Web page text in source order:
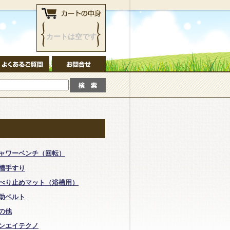
カートは空です
ワーベンチ（回転）
手すり
り止めマット（浴槽用）
ベルト
他
エイテクノ